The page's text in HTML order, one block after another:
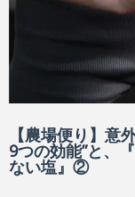
【農場便り】意
9つの効能”と、
ない塩』②